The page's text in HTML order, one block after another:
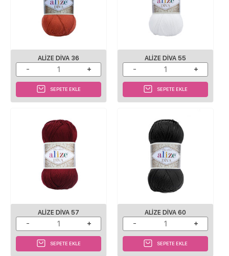
ALIZE DIVA 36
SEPETE EKLE
ALIZE DIVA 55
SEPETE EKLE
ALIZE DIVA 57
SEPETE EKLE
ALIZE DIVA 60
SEPETE EKLE